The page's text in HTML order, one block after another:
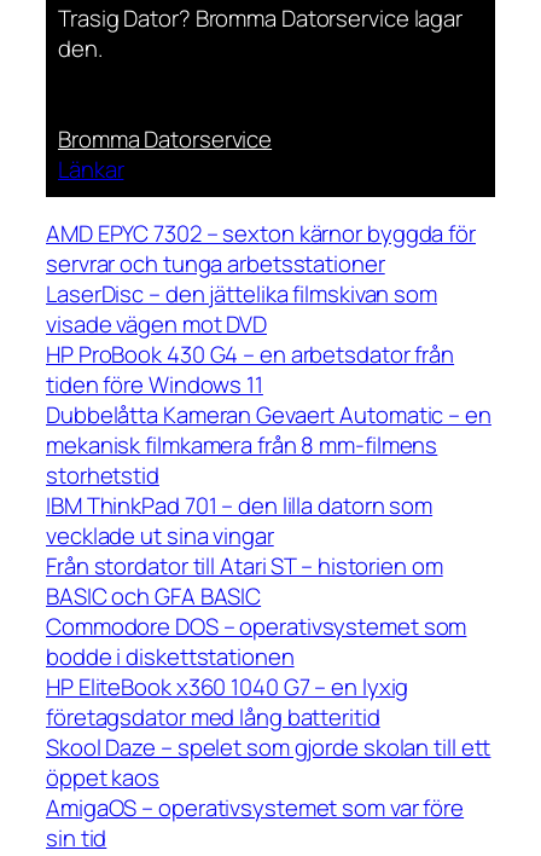
Trasig Dator? Bromma Datorservice lagar
den.
Bromma Datorservice
Länkar
AMD EPYC 7302 – sexton kärnor byggda för
servrar och tunga arbetsstationer
LaserDisc – den jättelika filmskivan som
visade vägen mot DVD
HP ProBook 430 G4 – en arbetsdator från
tiden före Windows 11
Dubbelåtta Kameran Gevaert Automatic – en
mekanisk filmkamera från 8 mm-filmens
storhetstid
IBM ThinkPad 701 – den lilla datorn som
vecklade ut sina vingar
Från stordator till Atari ST – historien om
BASIC och GFA BASIC
Commodore DOS – operativsystemet som
bodde i diskettstationen
HP EliteBook x360 1040 G7 – en lyxig
företagsdator med lång batteritid
Skool Daze – spelet som gjorde skolan till ett
öppet kaos
AmigaOS – operativsystemet som var före
sin tid